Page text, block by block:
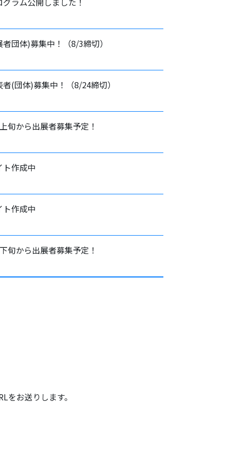
者団体)募集中！（8/3締切）
者(団体)募集中！（8/24締切）
旬から出展者募集予定！
ト作成中
ト作成中
旬から出展者募集予定！
お送りします。